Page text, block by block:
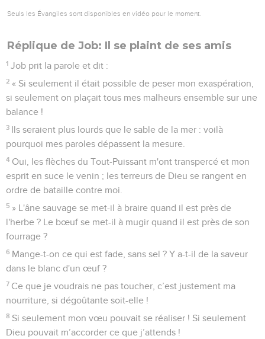
Seuls les Évangiles sont disponibles en vidéo pour le moment.
Réplique de Job: Il se plaint de ses amis
1 Job prit la parole et dit :
2 « Si seulement il était possible de peser mon exaspération,
si seulement on plaçait tous mes malheurs ensemble sur une
balance !
3 Ils seraient plus lourds que le sable de la mer : voilà
pourquoi mes paroles dépassent la mesure.
4 Oui, les flèches du Tout-Puissant m'ont transpercé et mon
esprit en suce le venin ; les terreurs de Dieu se rangent en
ordre de bataille contre moi.
5 » L'âne sauvage se met-il à braire quand il est près de
l'herbe ? Le bœuf se met-il à mugir quand il est près de son
fourrage ?
6 Mange-t-on ce qui est fade, sans sel ? Y a-t-il de la saveur
dans le blanc d'un œuf ?
7 Ce que je voudrais ne pas toucher, c’est justement ma
nourriture, si dégoûtante soit-elle !
8 Si seulement mon vœu pouvait se réaliser ! Si seulement
Dieu pouvait m’accorder ce que j’attends !